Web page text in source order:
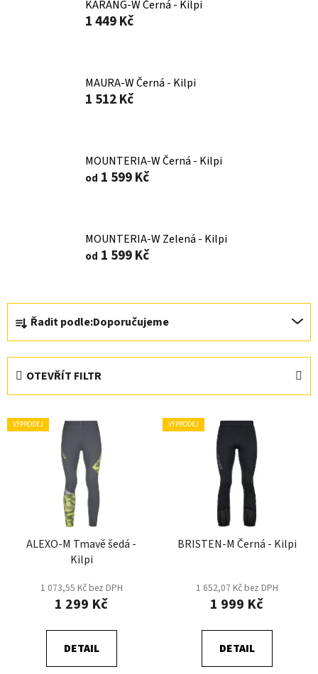
KARANG-W Černá - Kilpi
1 449 Kč
MAURA-W Černá - Kilpi
1 512 Kč
MOUNTERIA-W Černá - Kilpi
od 1 599 Kč
MOUNTERIA-W Zelená - Kilpi
od 1 599 Kč
z
p
Řadit podle:Doporučujeme
OTEVŘÍT FILTR
V
ý
VÝPRODEJ
ALEXO-M Tmavě šedá -
Kilpi
1 073,55 Kč bez DPH
1 299 Kč
DETAIL
VÝPRODEJ
BRISTEN-M Černá - Kilpi
1 652,07 Kč bez DPH
1 999 Kč
DETAIL